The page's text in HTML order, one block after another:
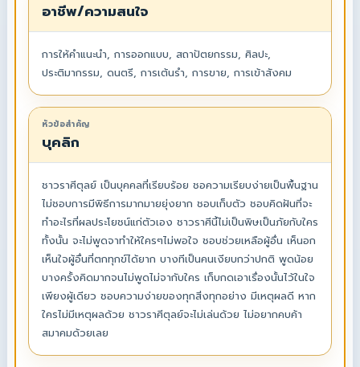
อาชีพ/ความสนใจ
การให้คำแนะนำ, การออกแบบ, สถาปัตยกรรม, ศิลปะ,
ประติมากรรม, ดนตรี, การเต้นรำ, การขาย, การเข้าสังคม
หัวข้อสำคัญ
บุคลิก
ชาวราศีตุลย์ เป็นบุคคลที่เรียบร้อย ชอความเรียบง่ายเป็นพื้นฐาน
ไม่ชอบการมีพิธีการมากมายยุ่งยาก ชอบเก็บตัว ชอบคิดฝันที่จะ
ทำอะไรที่ผลประโยชน์แก่ตัวเอง ชาวราศีนี้ไม่เป็นพิษเป็นภัยกับใคร
ทั้งนั้น จะไม่พูดจาทำให้ใครๆไม่พอใจ ชอบช่วยเหลือผู้อื่น เห็นอก
เห็นใจผู้อื่นที่ตกทุกข์ได้ยาก บางทีเป็นคนเงียบกว่าปกติ พูดน้อย
บางครั้งคิดมากจนไม่พูดไม่จากับใคร เก็บกดเอาเรื่องนั้นไว้ในใจ
เพียงผู้เดียว ชอบความง่ายของทุกสิ่งทุกอย่าง มีเหตุผลดี หาก
ใครไม่มีเหตุผลด้วย ชาวราศีตุลย์จะไม่เล่นด้วย ไม่อยากคบค้า
สมาคมด้วยเลย